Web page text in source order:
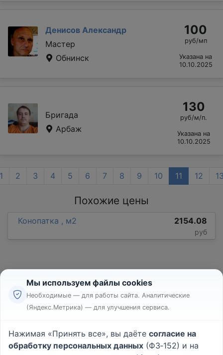
Денисов Александр
Мастер
Обнинск
100
руб/мп
Указана на
10.10.2025
Бригада
Арбаж
130
руб/м/п.
Указана на
10.10.2025
2 3 4 5 6 7 8 9 10 11 12
Похожие цены
Конопатка , м2 2154.08
руб
Реклама
Пользовательское соглашение
Политика конфиденциальности
Мы используем файлы cookies
Необходимые — для работы сайта. Аналитические
(Яндекс.Метрика) — для улучшения сервиса.
Нажимая «Принять все», вы даёте согласие на
обработку персональных данных (ФЗ‑152) и на